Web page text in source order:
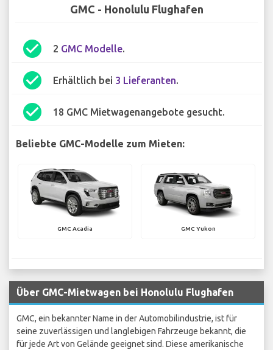
GMC - Honolulu Flughafen
check_circle 2 GMC Modelle.
check_circle Erhältlich bei 3 Lieferanten.
check_circle 18 GMC Mietwagenangebote gesucht.
Beliebte GMC-Modelle zum Mieten:
GMC Acadia GMC Yukon
Über GMC-Mietwagen bei Honolulu Flughafen
GMC, ein bekannter Name in der Automobilindustrie, ist für
seine zuverlässigen und langlebigen Fahrzeuge bekannt, die
für jede Art von Gelände geeignet sind. Diese amerikanische